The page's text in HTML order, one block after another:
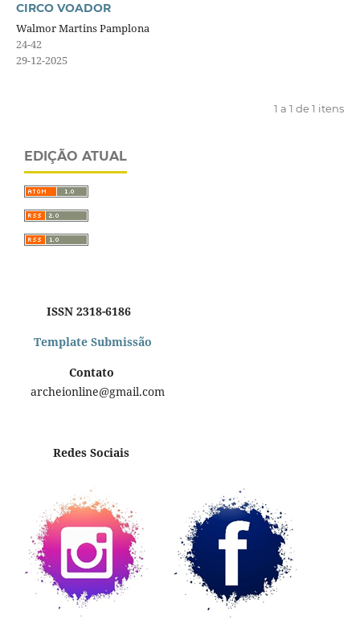
CIRCO VOADOR
Walmor Martins Pamplona
24-42
29-12-2025
1 a 1 de 1 itens
EDIÇÃO ATUAL
ISSN 2318-6186
Template Submissão
Contato
archeionline@gmail.com
Redes Sociais